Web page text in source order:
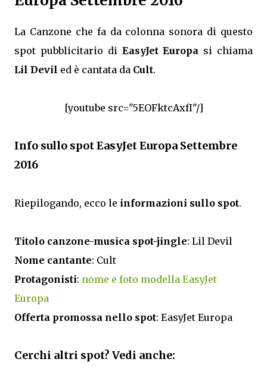
La Canzone che fa da colonna sonora di questo
spot pubblicitario di EasyJet Europa si chiama
Lil Devil ed è cantata da Cult.
[youtube src="5EOFktcAxfI"/]
Info sullo spot EasyJet Europa Settembre
2016
Riepilogando, ecco le informazioni sullo spot.
Titolo canzone-musica spot-jingle: Lil Devil
Nome cantante: Cult
Protagonisti: nome e foto modella EasyJet
Europa
Offerta promossa nello spot: EasyJet Europa
Cerchi altri spot? Vedi anche: